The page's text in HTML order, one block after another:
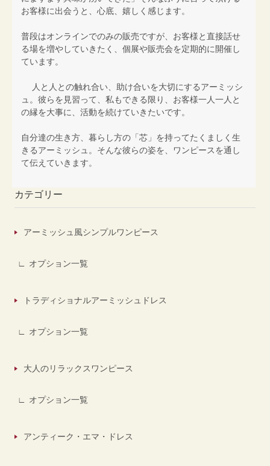
お客様に出会うと、心底、嬉しく感じます。
普段はオンラインでのみの販売ですが、お客様と直接話せ
る場を増やしていきたく、個展や販売会を定期的に開催し
ています。
人と人との触れ合い、助け合いを大切にするアーミッシ
ュ。彼らを見習って、私もできる限り、お客様一人一人と
の縁を大事に、活動を続けていきたいです。
自分達の生き方、暮らし方の「芯」を持ってたくましく生
きるアーミッシュ。そんな彼らの姿を、ワンピースを通し
て伝えていきます。
カテゴリー
アーミッシュ風シンプルワンピース
オプション一覧
トラディショナルアーミッシュドレス
オプション一覧
大人のリラックスワンピース
オプション一覧
アンティーク・エマ・ドレス